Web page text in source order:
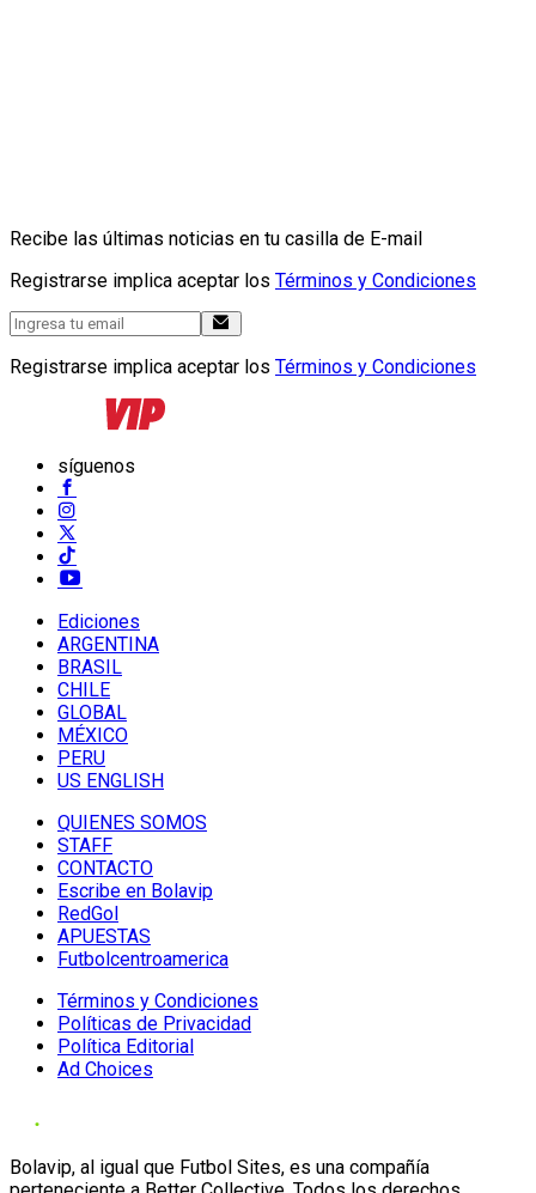
Recibe las últimas noticias en tu casilla de E-mail
Registrarse implica aceptar los Términos y Condiciones
Registrarse implica aceptar los Términos y Condiciones
síguenos
Ediciones
ARGENTINA
BRASIL
CHILE
GLOBAL
MÉXICO
PERU
US ENGLISH
QUIENES SOMOS
STAFF
CONTACTO
Escribe en Bolavip
RedGol
APUESTAS
Futbolcentroamerica
Términos y Condiciones
Políticas de Privacidad
Política Editorial
Ad Choices
Bolavip, al igual que Futbol Sites, es una compañía